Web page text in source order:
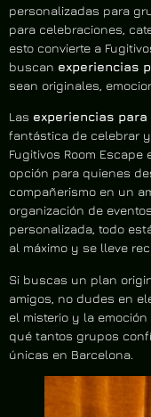
personalizadas para
para celebraciones,
esto convierte a
buscan experiencias
sean originales,
Las experiencias
fantástica de celebrar
Fugitivos Room
opción para quienes
compañerismo en un
organización de
personalizada, todo
al máximo y se lleve
Si buscas un plan
amigos, no dudes en
el misterio y la
qué tantos grupos
únicas en Barcelona.